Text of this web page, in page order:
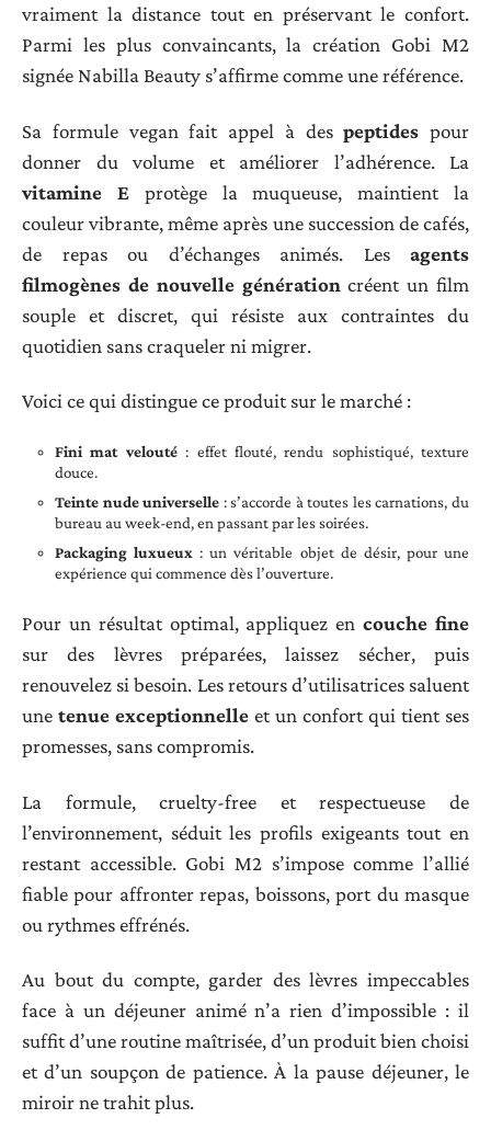
vraiment la distance tout en préservant le confort.
Parmi les plus convaincants, la création Gobi M2
signée Nabilla Beauty s’affirme comme une référence.
Sa formule vegan fait appel à despeptides pour
donner du volume et améliorer l’adhérence. La
vitamine Eprotège la muqueuse, maintient la
couleur vibrante, même après une succession de cafés,
de repas ou d’échanges animés. Les agents
filmogènes de nouvelle génération créent un film
souple et discret, qui résiste aux contraintes du
quotidien sans craqueler ni migrer.
Voici ce qui distingue ce produit sur le marché :
Fini mat velouté: effet flouté, rendu sophistiqué, texture
douce.
Teinte nude universelle : s’accorde à toutes les carnations, du
bureau au week-end, en passant par les soirées.
Packaging luxueux : un véritable objet de désir, pour une
expérience qui commence dès l’ouverture.
Pour un résultat optimal, appliquez encouche fine
sur des lèvres préparées, laissez sécher, puis
renouvelez si besoin. Les retours d’utilisatrices saluent
une tenue exceptionnelle et un confort qui tient ses
promesses, sans compromis.
La formule, cruelty-free et respectueuse de
l’environnement, séduit les profils exigeants tout en
restant accessible. Gobi M2 s’impose comme l’allié
fiable pour affronter repas, boissons, port du masque
ou rythmes effrénés.
Au bout du compte, garder des lèvres impeccables
face à un déjeuner animé n’a rien d’impossible : il
suffit d’une routine maîtrisée, d’un produit bien choisi
et d’un soupçon de patience. À la pause déjeuner, le
miroir ne trahit plus.